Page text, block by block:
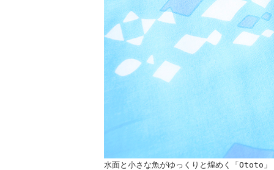
水面と小さな魚がゆっくりと煌めく「Ototo」